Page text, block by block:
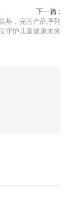
下一篇 :
基，完善产品序列
守护儿童健康未来